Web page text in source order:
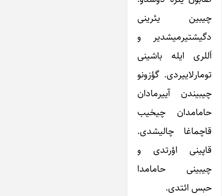
چیبین یئرینی
دگیشتیرمیشدیر و
اَللری ایله باشینی
تومارلاییردی. گؤزونو
چیبیندن آییرمادان
حامامدان چیخیب
قاچماغا چالیشدی.
قاپینی اؤرتدی و
چیبینی حامامدا
حبس ائتدی.